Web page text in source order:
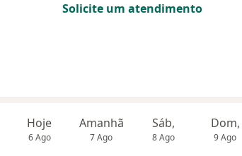
Solicite um atendimento
Hoje
6 Ago
Amanhã
7 Ago
Sáb,
8 Ago
Dom,
9 Ago